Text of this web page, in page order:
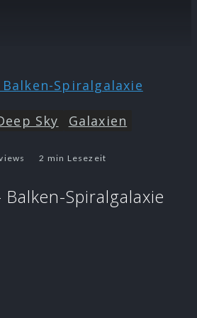
Sky Galaxien
2 min Lesezeit
Spiralgalaxie